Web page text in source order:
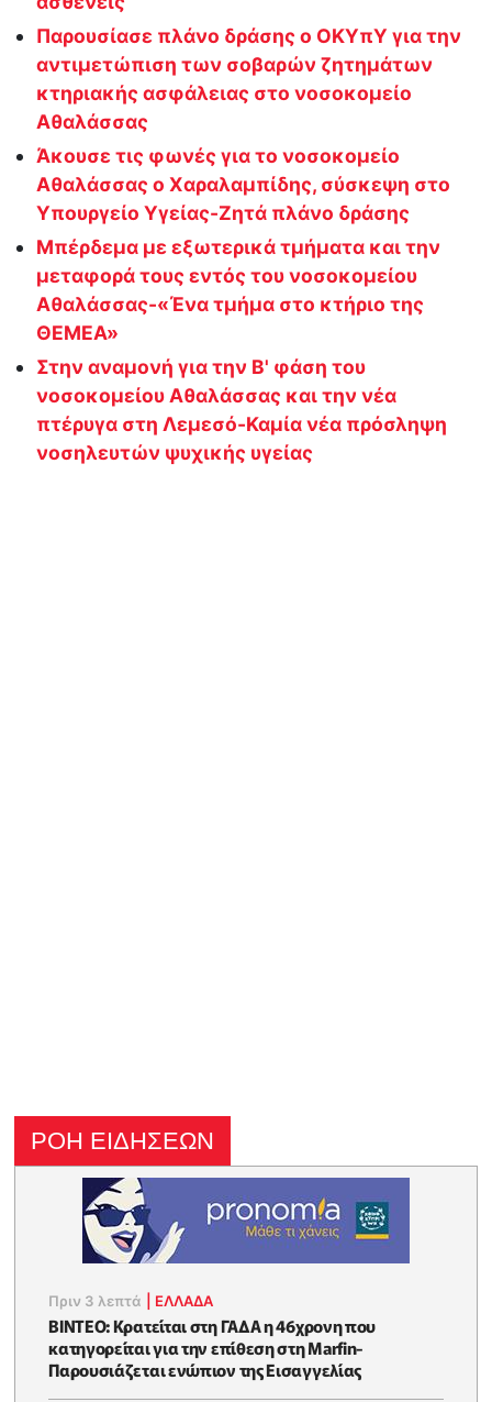
Παρουσίασε πλάνο δράσης ο ΟΚΥπΥ για την
αντιμετώπιση των σοβαρών ζητημάτων
κτηριακής ασφάλειας στο νοσοκομείο
Αθαλάσσας
Άκουσε τις φωνές για το νοσοκομείο
Αθαλάσσας ο Χαραλαμπίδης, σύσκεψη στο
Υπουργείο Υγείας-Ζητά πλάνο δράσης
Μπέρδεμα με εξωτερικά τμήματα και την
μεταφορά τους εντός του νοσοκομείου
Αθαλάσσας-«Ένα τμήμα στο κτήριο της
ΘΕΜΕΑ»
Στην αναμονή για την Β' φάση του
νοσοκομείου Αθαλάσσας και την νέα
πτέρυγα στη Λεμεσό-Καμία νέα πρόσληψη
νοσηλευτών ψυχικής υγείας
ΡΟΗ ΕΙΔΗΣΕΩΝ
Πριν 3 λεπτά ΕΛΛΑΔΑ
ΒΙΝΤΕΟ: Κρατείται στη ΓΑΔΑ η 46χρονη που
κατηγορείται για την επίθεση στη Marfin-
Παρουσιάζεται ενώπιον της Εισαγγελίας